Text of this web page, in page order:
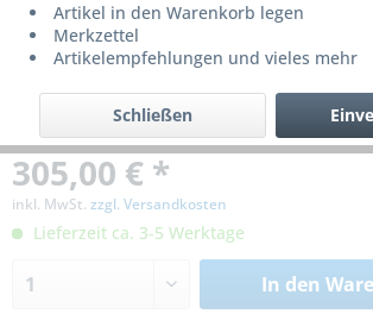
305,00 € *
inkl. MwSt. zzgl. Versandkosten
Lieferzeit ca. 3-5 Werktage
In den
Artikel in den Warenkorb legen
Merkzettel
Artikelempfehlungen und vieles mehr
Schließen